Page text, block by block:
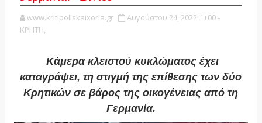
www.kritipoliskaixoria.gr Αυγούστου 24, 2022
00 -
ΚΡΗΤΗ,
Κάμερα κλειστού κυκλώματος έχει
καταγράψει, τη στιγμή της επίθεσης των δύο
Κρητικών σε βάρος της οικογένειας από τη
Γερμανία.